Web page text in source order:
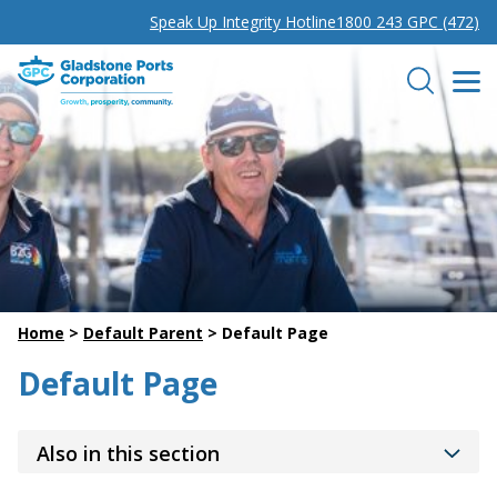
Speak Up Integrity Hotline1800 243 GPC (472)
Gladstone Ports Corporation Search
Home > Default Parent > Default Page
Default Page
Also in this section